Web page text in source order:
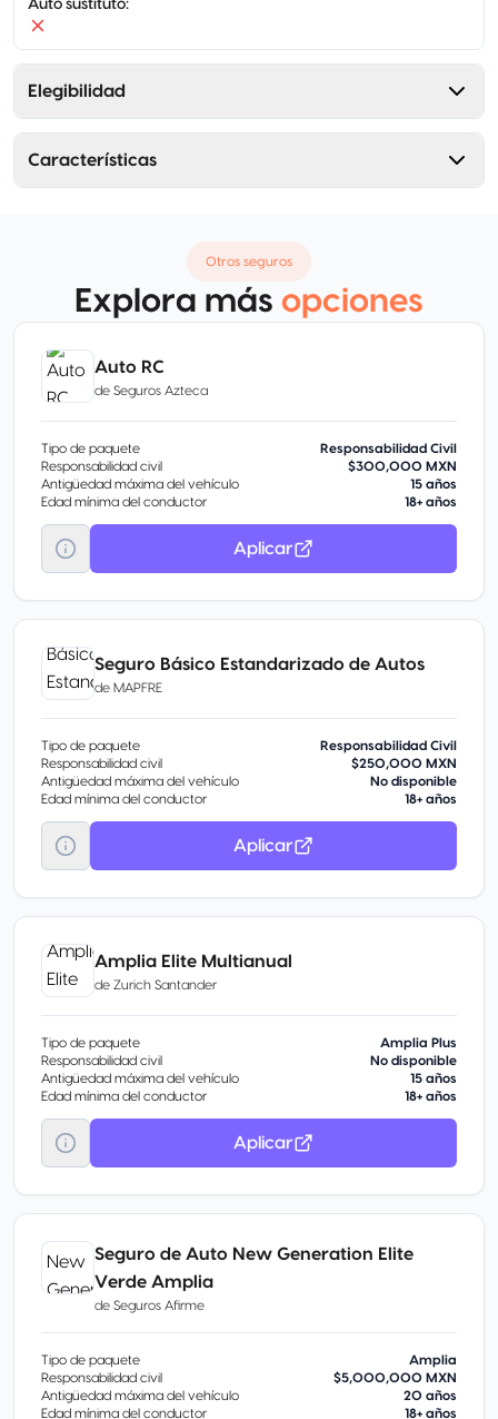
Auto sustituto:
Elegibilidad
Características
Otros seguros
Explora más opciones
Auto RC
de Seguros Azteca
Tipo de paquete
Responsabilidad Civil
Responsabilidad civil
$300,000 MXN
Antigüedad máxima del vehículo
15 años
Edad mínima del conductor
18+ años
Aplicar
Seguro Básico Estandarizado de Autos
de MAPFRE
Tipo de paquete
Responsabilidad Civil
Responsabilidad civil
$250,000 MXN
Antigüedad máxima del vehículo
No disponible
Edad mínima del conductor
18+ años
Aplicar
Amplia Elite Multianual
de Zurich Santander
Tipo de paquete
Amplia Plus
Responsabilidad civil
No disponible
Antigüedad máxima del vehículo
15 años
Edad mínima del conductor
18+ años
Aplicar
Seguro de Auto New Generation Elite
Verde Amplia
de Seguros Afirme
Tipo de paquete
Amplia
Responsabilidad civil
$5,000,000 MXN
Antigüedad máxima del vehículo
20 años
Edad mínima del conductor
18+ años